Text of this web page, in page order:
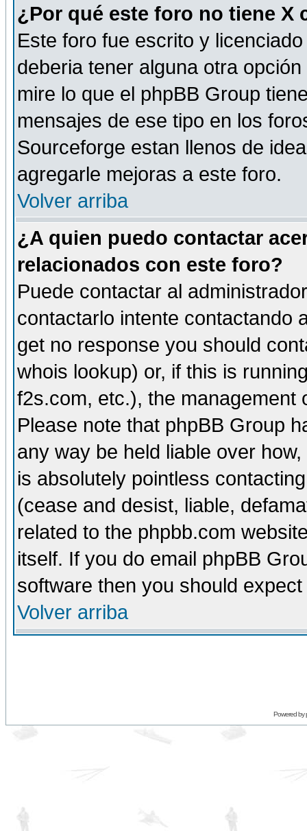
¿Por qué este foro no tiene X
Este foro fue escrito y
deberia tener alguna otra
mire lo que el phpBB Group
mensajes de ese tipo en los
Sourceforge estan llenos de
agregarle mejoras a este foro.
Volver arriba
¿A quien puedo contactar
relacionados con este foro?
Puede contactar al
contactarlo intente contactando
get no response you should
whois lookup) or, if this is
f2s.com, etc.), the management
Please note that phpBB Group
any way be held liable over
is absolutely pointless
(cease and desist, liable,
related to the phpbb.com
itself. If you do email phpBB
software then you should
Volver arriba
Powered by